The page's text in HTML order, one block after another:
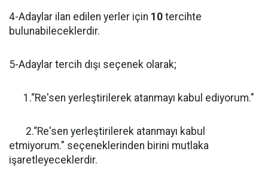
4-Adaylar ilan edilen yerler için 10 tercihte
bulunabileceklerdir.
5-Adaylar tercih dışı seçenek olarak;
1.“Re'sen yerleştirilerek atanmayı kabul ediyorum."
2.“Re'sen yerleştirilerek atanmayı kabul
etmiyorum." seçeneklerinden birini mutlaka
işaretleyeceklerdir.